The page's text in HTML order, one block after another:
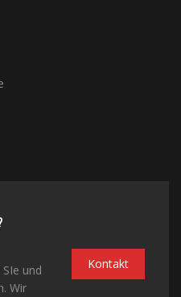
und
Wir
Kontakt